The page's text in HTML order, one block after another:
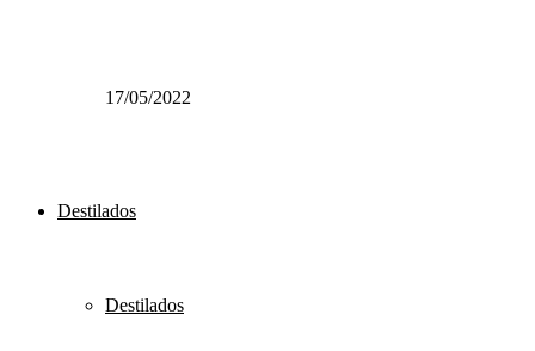
17/05/2022
Destilados
Destilados